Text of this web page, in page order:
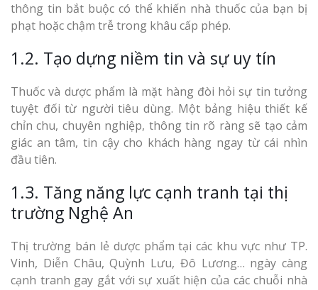
thông tin bắt buộc có thể khiến nhà thuốc của bạn bị
phạt hoặc chậm trễ trong khâu cấp phép.
1.2. Tạo dựng niềm tin và sự uy tín
Thuốc và dược phẩm là mặt hàng đòi hỏi sự tin tưởng
tuyệt đối từ người tiêu dùng. Một bảng hiệu thiết kế
chỉn chu, chuyên nghiệp, thông tin rõ ràng sẽ tạo cảm
giác an tâm, tin cậy cho khách hàng ngay từ cái nhìn
đầu tiên.
1.3. Tăng năng lực cạnh tranh tại thị
trường Nghệ An
Thị trường bán lẻ dược phẩm tại các khu vực như TP.
Vinh, Diễn Châu, Quỳnh Lưu, Đô Lương… ngày càng
cạnh tranh gay gắt với sự xuất hiện của các chuỗi nhà
Mica Tại Vinh Lấy
Làm biển
tại Vinh Nghệ An
Làm Biển
Nam Đàn Uy Tín Giá
Làm Biển
Mỹ Phẩm Vinh Thu
Hàng